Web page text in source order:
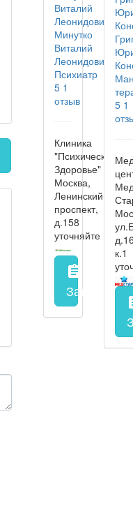
Минутко
Виталий
Леонидович
Психиатр
5 1
отзыв
Клиника
"Психическое
Здоровье"
Москва,
Ленинский
проспект,
д.158
уточняйте
assignment
Запись на
5 1
Мед
к.1